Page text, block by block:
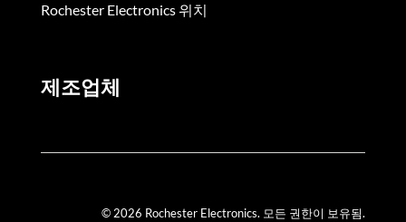
Rochester Electronics 위치
제조업체
© 2026 Rochester Electronics. 모든 권한이 보유됨.